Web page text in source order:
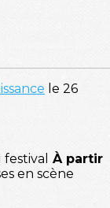
le 26
À partir
en scène